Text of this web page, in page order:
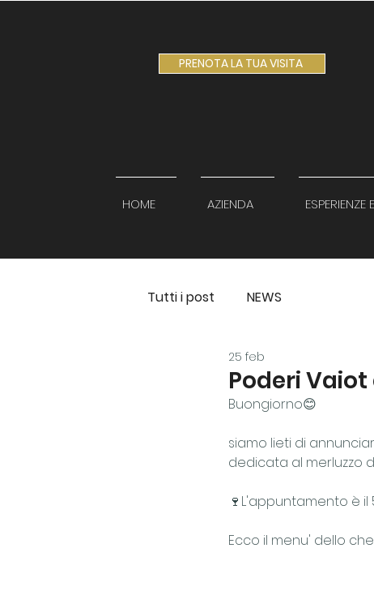
PRENOTA LA TUA VISITA
HOME AZIENDA
Tutti i post NEWS
Poderi
25 feb
Buongiorno😊
siamo lieti di
dedicata al merluzzo
🍷L'appuntamento è il
Ecco il menu' dello